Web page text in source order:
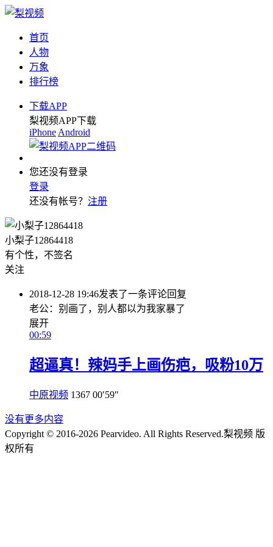
首页
人物
万象
排行榜
下载APP
梨视频APP下载
iPhone Android
您还没有登录
登录
还没有帐号？ 注册
小梨子12864418
有个性，不签名
关注
2018-12-28 19:46发表了一条评论回复
老公：别画了，别人都以为我家暴了
展开
00:59
超逼真！辣妈手上画伤疤，吸粉10万
中原视频 1367 00′59″
没有更多内容
Copyright © 2016-2026 Pearvideo. All Rights Reserved.梨视频 版
权所有